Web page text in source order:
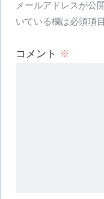
メールアドレスが公
いている欄は必須項
コメント ※